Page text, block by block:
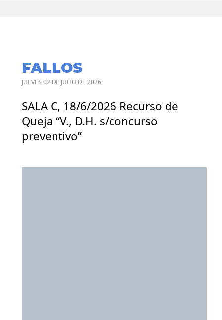
FALLOS
JUEVES 02 DE JULIO DE 2026
SALA C, 18/6/2026 Recurso de
Queja “V., D.H. s/concurso
preventivo”